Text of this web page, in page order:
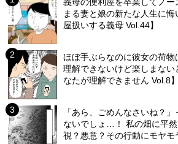
まる妻と娘の新たな人生に悔
屋扱いする義母 Vol.44】
ほぼ手ぶらなのに彼女の荷
理解できないけど楽しまな
なたが理解できません Vol.8】
「あら、ごめんなさいね？
ないでしょ…！ 私の畑に平
視？悪意？その行動にモヤモ